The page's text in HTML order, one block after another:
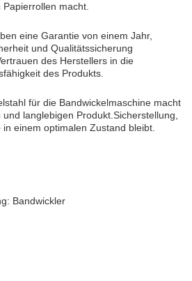
macht.
eine Garantie von einem Jahr,
und Qualitätssicherung
des Herstellers in die
des Produkts.
für die Bandwickelmaschine macht
langlebigen Produkt.Sicherstellung,
einem optimalen Zustand bleibt.
Bandwickler